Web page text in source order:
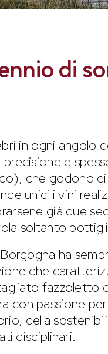
di
in ogni angolo
e
che godono
unici i vini
già due
soltanto
ha
che
fazzoletto
con passione
della
disciplinari.